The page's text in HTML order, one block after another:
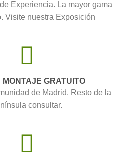
Experiencia. La mayor gama
Visite nuestra Exposición
MONTAJE GRATUITO
de Madrid. Resto de la
consultar.